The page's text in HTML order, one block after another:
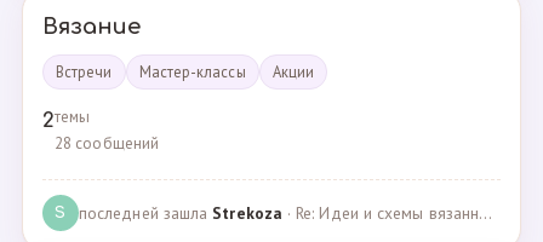
Вязание
Встречи Мастер-классы Акции
2темы
28 сообщений
S последней зашла Strekoza · Re: Идеи и схемы вязанных шариков · 16.12.2020